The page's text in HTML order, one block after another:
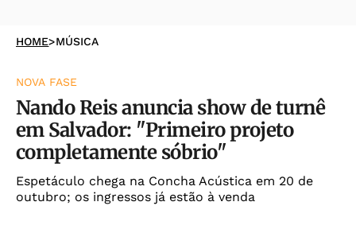
HOME>MÚSICA
NOVA FASE
Nando Reis anuncia show de turnê
em Salvador: "Primeiro projeto
completamente sóbrio"
Espetáculo chega na Concha Acústica em 20 de
outubro; os ingressos já estão à venda